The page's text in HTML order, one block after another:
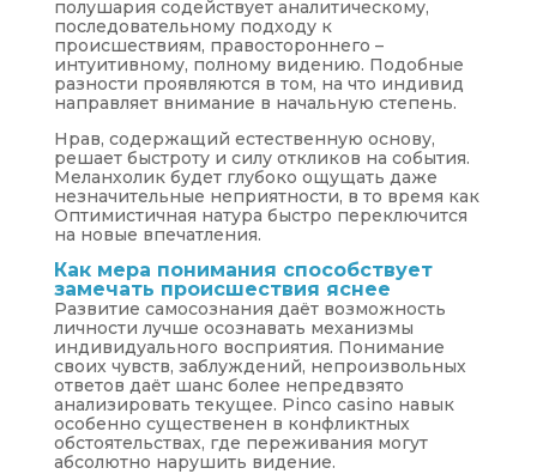
полушария содействует аналитическому,
последовательному подходу к
происшествиям, правостороннего –
интуитивному, полному видению. Подобные
разности проявляются в том, на что индивид
направляет внимание в начальную степень.
Нрав, содержащий естественную основу,
решает быстроту и силу откликов на события.
Меланхолик будет глубоко ощущать даже
незначительные неприятности, в то время как
Оптимистичная натура быстро переключится
на новые впечатления.
Как мера понимания способствует
замечать происшествия яснее
Развитие самосознания даёт возможность
личности лучше осознавать механизмы
индивидуального восприятия. Понимание
своих чувств, заблуждений, непроизвольных
ответов даёт шанс более непредвзято
анализировать текущее. Pinco casino навык
особенно существенен в конфликтных
обстоятельствах, где переживания могут
абсолютно нарушить видение.